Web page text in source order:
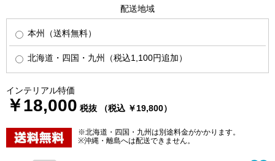
配送地域
本州（送料無料）
北海道・四国・九州（税込1,100円追加）
インテリアル特価
￥18,000 税抜 （税込 ￥19,800）
※北海道・四国・九州は別途料金がかかります。
※沖縄・離島へは配送できません。